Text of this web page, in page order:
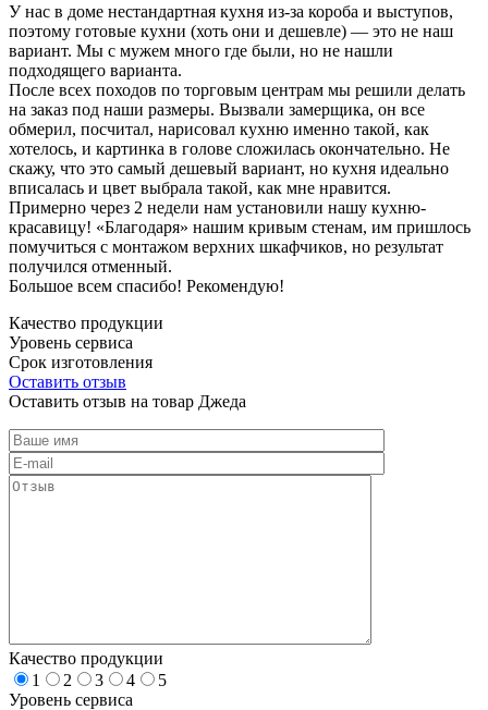
У нас в доме нестандартная кухня из-за короба и выступов,
поэтому готовые кухни (хоть они и дешевле) — это не наш
вариант. Мы с мужем много где были, но не нашли
подходящего варианта.
После всех походов по торговым центрам мы решили делать
на заказ под наши размеры. Вызвали замерщика, он все
обмерил, посчитал, нарисовал кухню именно такой, как
хотелось, и картинка в голове сложилась окончательно. Не
скажу, что это самый дешевый вариант, но кухня идеально
вписалась и цвет выбрала такой, как мне нравится.
Примерно через 2 недели нам установили нашу кухню-
красавицу! «Благодаря» нашим кривым стенам, им пришлось
помучиться с монтажом верхних шкафчиков, но результат
получился отменный.
Большое всем спасибо! Рекомендую!
Качество продукции
Уровень сервиса
Срок изготовления
Оставить отзыв
Оставить отзыв на товар Джеда
Качество продукции
1
2 3 4
5
Уровень сервиса